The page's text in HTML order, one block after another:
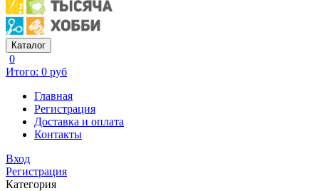
Каталог
0
Итого: 0 руб
Главная
Регистрация
Доставка и оплата
Контакты
Вход
Регистрация
Категория